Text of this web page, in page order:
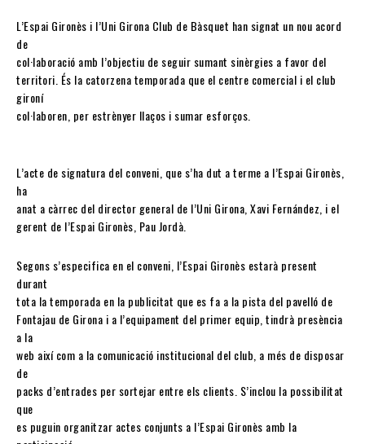
L’Espai Gironès i l’Uni Girona Club de Bàsquet han signat un nou acord
de
col·laboració amb l’objectiu de seguir sumant sinèrgies a favor del
territori. És la catorzena temporada que el centre comercial i el club
gironí
col·laboren, per estrènyer llaços i sumar esforços.
L’acte de signatura del conveni, que s’ha dut a terme a l’Espai Gironès,
ha
anat a càrrec del director general de l’Uni Girona, Xavi Fernández, i el
gerent de l’Espai Gironès, Pau Jordà.
Segons s’especifica en el conveni, l’Espai Gironès estarà present
durant
tota la temporada en la publicitat que es fa a la pista del pavelló de
Fontajau de Girona i a l’equipament del primer equip, tindrà presència
a la
web així com a la comunicació institucional del club, a més de disposar
de
packs d’entrades per sortejar entre els clients. S’inclou la possibilitat
que
es puguin organitzar actes conjunts a l’Espai Gironès amb la